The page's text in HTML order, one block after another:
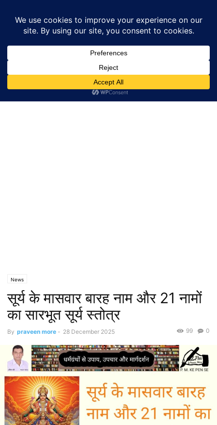
News
सूर्य के मासवार बारह नाम और 21 नामों
का सारभूत सूर्य स्तोत्र
By praveen more - 28 December 2025 0
99